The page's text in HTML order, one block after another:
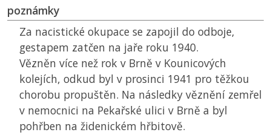
poznámky
Za nacistické okupace se zapojil do odboje,
gestapem zatčen na jaře roku 1940.
Vězněn více než rok v Brně v Kounicových
kolejích, odkud byl v prosinci 1941 pro těžkou
chorobu propuštěn. Na následky věznění zemřel
v nemocnici na Pekařské ulici v Brně a byl
pohřben na židenickém hřbitově.